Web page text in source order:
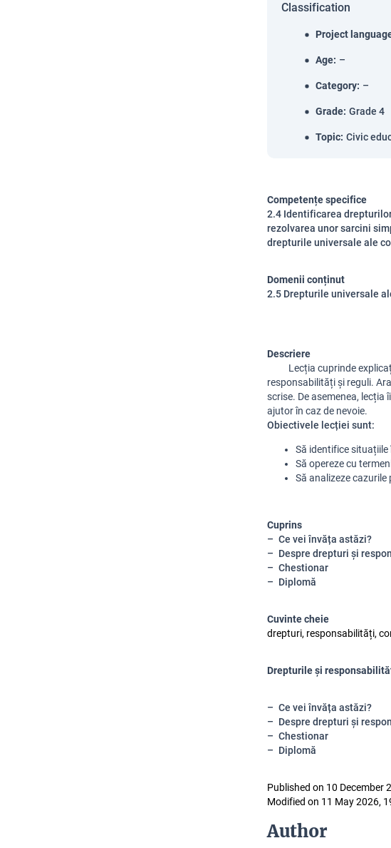
Classification
Project
Age: –
Category: –
Grade: Grade 4
Topic: Civic
Competențe specifice
2.4 Identificarea
rezolvarea unor sarcini
drepturile universale ale
Domenii conținut
2.5 Drepturile universale
Descriere
Lecția cuprinde explicații
responsabilități și reguli.
scrise. De asemenea, lecția
ajutor în caz de nevoie.
Obiectivele lecției sunt:
Să identifice
Să opereze cu
Să analizeze
Cuprins
Ce vei învăța astăzi?
Despre drepturi și
Chestionar
Diplomă
Cuvinte cheie
drepturi, responsabilități,
Drepturile și
Ce vei învăța astăzi?
Despre drepturi și
Chestionar
Diplomă
Published on 10 December
Modified on 11 May 2026,
Author